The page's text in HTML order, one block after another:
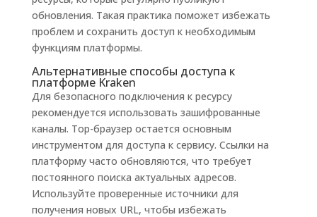
обновления. Такая практика поможет избежать
проблем и сохранить доступ к необходимым
функциям платформы.
Альтернативные способы доступа к
платформе Kraken
Для безопасного подключения к ресурсу
рекомендуется использовать зашифрованные
каналы. Тор-браузер остается основным
инструментом для доступа к сервису. Ссылки на
платформу часто обновляются, что требует
постоянного поиска актуальных адресов.
Используйте проверенные источники для
получения новых URL, чтобы избежать